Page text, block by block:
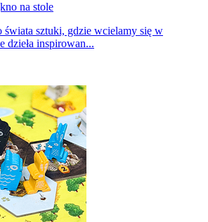
na stole
świata sztuki, gdzie wcielamy się w
dzieła inspirowan...